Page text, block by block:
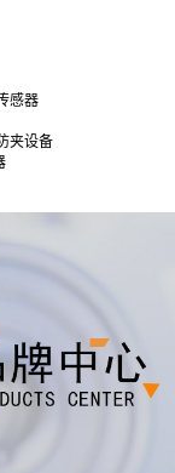
感器
夹设备